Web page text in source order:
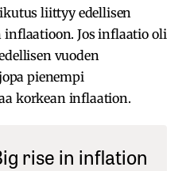
liittyy edellisen
inflaatioon. Jos inflaatio oli
vuoden
pienempi
korkean inflaation.
rise in inflation